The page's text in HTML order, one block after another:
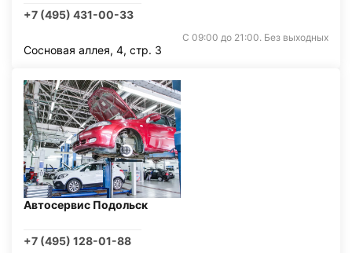
+7 (495) 431-00-33
С 09:00 до 21:00. Без выходных
Сосновая аллея, 4, стр. 3
Автосервис Подольск
+7 (495) 128-01-88